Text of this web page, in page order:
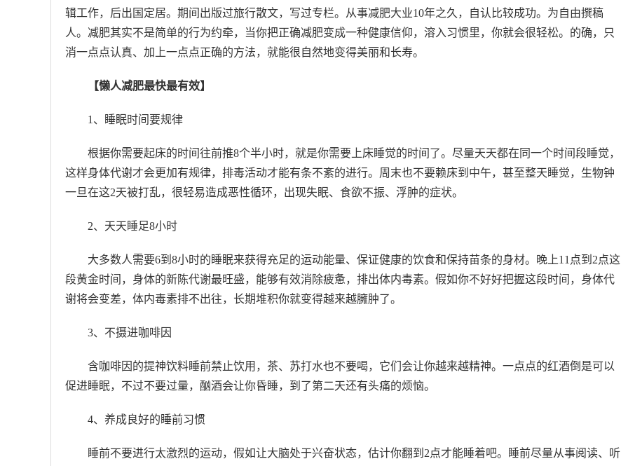
辑工作，后出国定居。期间出版过旅行散文，写过专栏。从事减肥大业10年之久，自认比较成功。为自由撰稿
人。减肥其实不是简单的行为约牵，当你把正确减肥变成一种健康信仰，溶入习惯里，你就会很轻松。的确，只
消一点点认真、加上一点点正确的方法，就能很自然地变得美丽和长寿。
【懒人减肥最快最有效】
1、睡眠时间要规律
根据你需要起床的时间往前推8个半小时，就是你需要上床睡觉的时间了。尽量天天都在同一个时间段睡觉，
这样身体代谢才会更加有规律，排毒活动才能有条不紊的进行。周末也不要赖床到中午，甚至整天睡觉，生物钟
一旦在这2天被打乱，很轻易造成恶性循环，出现失眠、食欲不振、浮肿的症状。
2、天天睡足8小时
大多数人需要6到8小时的睡眠来获得充足的运动能量、保证健康的饮食和保持苗条的身材。晚上11点到2点这
段黄金时间，身体的新陈代谢最旺盛，能够有效消除疲惫，排出体内毒素。假如你不好好把握这段时间，身体代
谢将会变差，体内毒素排不出往，长期堆积你就变得越来越臃肿了。
3、不摄进咖啡因
含咖啡因的提神饮料睡前禁止饮用，茶、苏打水也不要喝，它们会让你越来越精神。一点点的红酒倒是可以
促进睡眠，不过不要过量，酗酒会让你昏睡，到了第二天还有头痛的烦恼。
4、养成良好的睡前习惯
睡前不要进行太激烈的运动，假如让大脑处于兴奋状态，估计你翻到2点才能睡着吧。睡前尽量从事阅读、听